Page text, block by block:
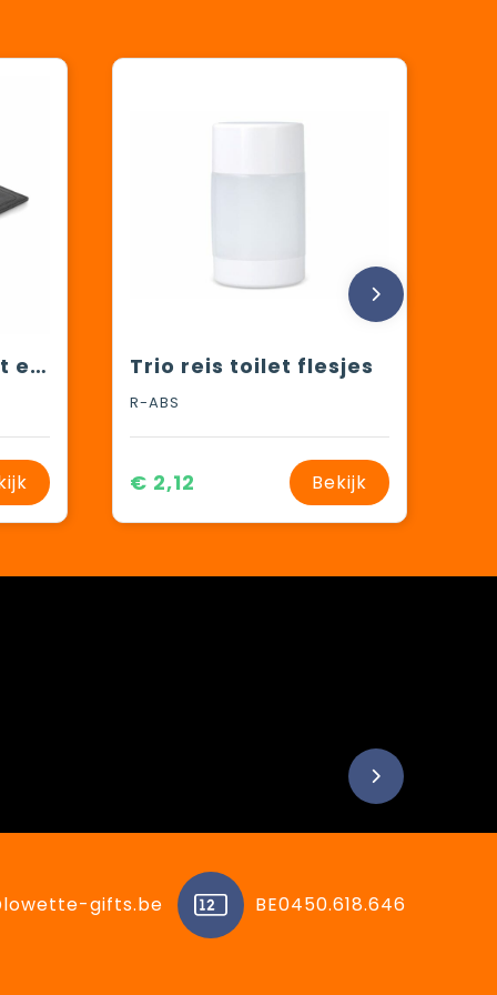
JETTAG - Paspoort en bagagelabel set Trio reis toilet flesjes
R-ABS
€ 2,12 Bekijk
gifts.be BE0450.618.646